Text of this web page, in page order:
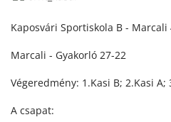
Kaposvári Sportiskola B - Marcali
Marcali - Gyakorló 27-22
Végeredmény: 1.Kasi B; 2.Kasi
A csapat: